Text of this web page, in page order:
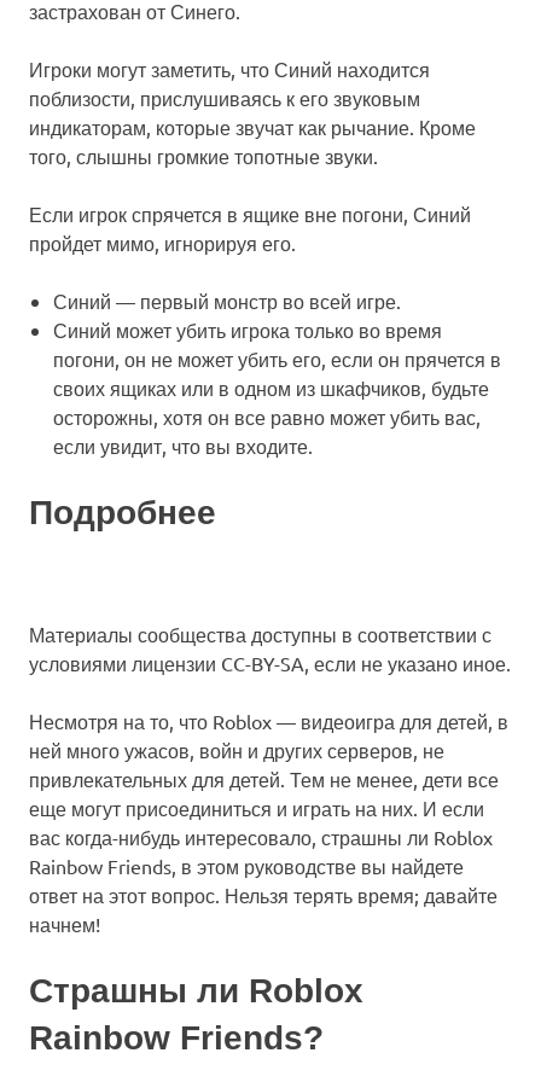
застрахован от Синего.
Игроки могут заметить, что Синий находится
поблизости, прислушиваясь к его звуковым
индикаторам, которые звучат как рычание. Кроме
того, слышны громкие топотные звуки.
Если игрок спрячется в ящике вне погони, Синий
пройдет мимо, игнорируя его.
Синий — первый монстр во всей игре.
Синий может убить игрока только во время
погони, он не может убить его, если он прячется в
своих ящиках или в одном из шкафчиков, будьте
осторожны, хотя он все равно может убить вас,
если увидит, что вы входите.
Подробнее
Материалы сообщества доступны в соответствии с
условиями лицензии CC-BY-SA, если не указано иное.
Несмотря на то, что Roblox — видеоигра для детей, в
ней много ужасов, войн и других серверов, не
привлекательных для детей. Тем не менее, дети все
еще могут присоединиться и играть на них. И если
вас когда-нибудь интересовало, страшны ли Roblox
Rainbow Friends, в этом руководстве вы найдете
ответ на этот вопрос. Нельзя терять время; давайте
начнем!
Страшны ли Roblox
Rainbow Friends?